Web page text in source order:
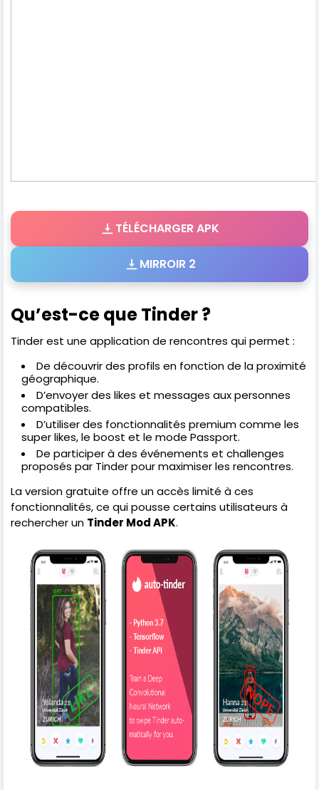
TÉLÉCHARGER APK
MIRROIR 2
Qu’est-ce que Tinder ?
Tinder est une application de rencontres qui permet :
De découvrir des profils en fonction de la proximité
géographique.
D’envoyer des likes et messages aux personnes
compatibles.
D’utiliser des fonctionnalités premium comme les
super likes, le boost et le mode Passport.
De participer à des événements et challenges
proposés par Tinder pour maximiser les rencontres.
La version gratuite offre un accès limité à ces
fonctionnalités, ce qui pousse certains utilisateurs à
rechercher un Tinder Mod APK.